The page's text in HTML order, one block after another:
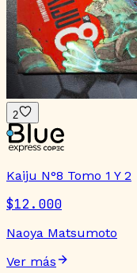
2
Kaiju N°8 Tomo 1 Y 2
$12.000
Naoya Matsumoto
Ver más